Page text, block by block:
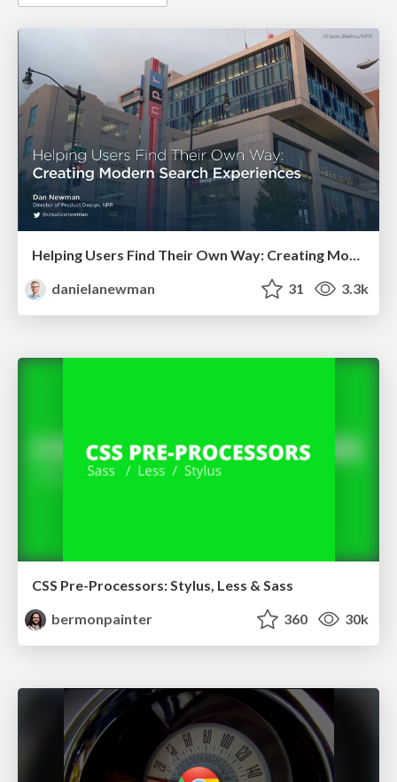
Helping Users Find Their Own Way: Creating Modern Search Experiences
danielanewman
31 3.3k
CSS Pre-Processors: Stylus, Less & Sass
bermonpainter
360 30k